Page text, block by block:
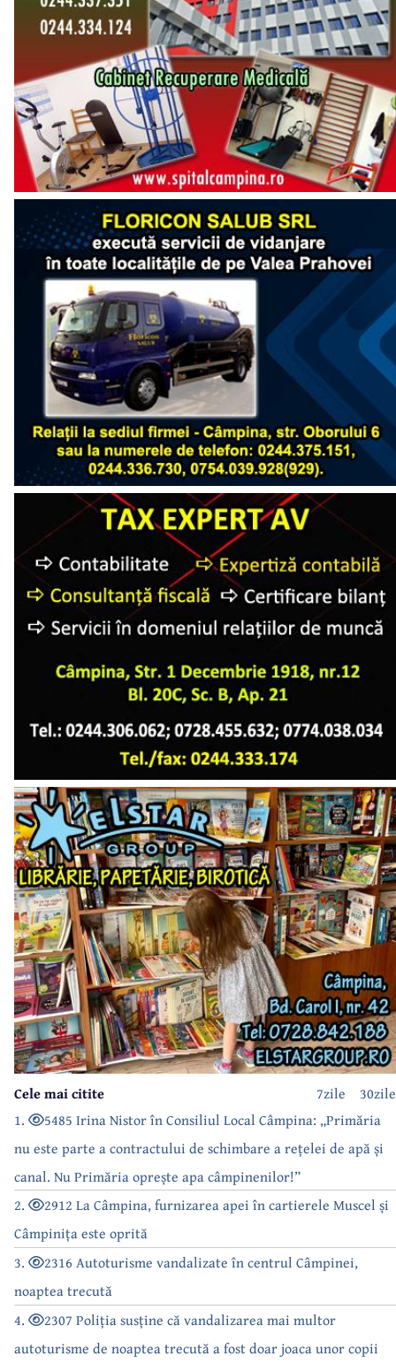
30zile
7zile
Cele mai citite
1.
5485 Irina Nistor în Consiliul Local Câmpina: „Primăria
nu este parte a contractului de schimbare a rețelei de apă și
canal. Nu Primăria oprește apa câmpinenilor!”
2.
2912 La Câmpina, furnizarea apei în cartierele Muscel și
Câmpinița este oprită
3.
2316 Autoturisme vandalizate în centrul Câmpinei,
noaptea trecută
4.
2307 Poliția susține că vandalizarea mai multor
autoturisme de noaptea trecută a fost doar joaca unor copii